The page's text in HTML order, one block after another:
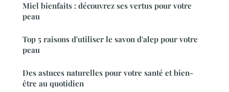
Miel bienfaits : découvrez ses vertus pour votre
peau
Top 5 raisons d'utiliser le savon d'alep pour votre
peau
Des astuces naturelles pour votre santé et bien-
être au quotidien